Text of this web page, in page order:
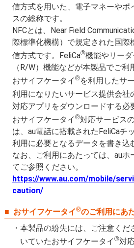
信方式を用いた、電子マネーやポ
スの総称です。
NFCとは、Near Field
際標準化機構）で規定された国際
信方式です。FeliCa®機能やリー
（R/W）機能などが本製品でご利
おサイフケータイ ®を利用したサ
利用になりたいサービス提供会社
対応アプリをダウンロードする必
おサイフケータイ ®対応サービス
は、au電話に搭載されたFeliCaチ
利用に必要となるデータを書き込
なお、ご利用にあたっては、auホ
てご参照ください。
https://www.au.com/mobile/
caution/
おサイフケータイ®のご利用にあ
本製品の紛失には、ご注意くだ
いていたおサイフケータイ ®対